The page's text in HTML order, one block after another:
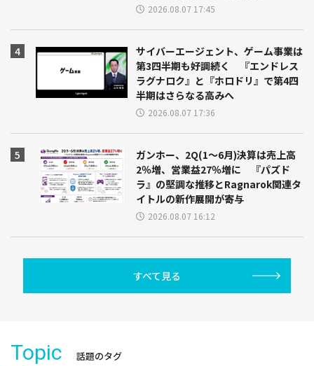
2026.08.07 17:45
サイバーエージェント、ゲーム事業は
第3四半期も好調続く 『エンドレス
ラグナロク』と『ホロドリ』で第4四
半期はさらなる高みへ
2026.08.07 17:36
ガンホー、2Q(1～6月)決算は売上高
2％増、営業益27％増に 『パズド
ラ』の堅調な推移とRagnarok関連タ
イトルの新作展開が寄与
2026.08.07 16:12
すべて見る
Topic 話題のタグ